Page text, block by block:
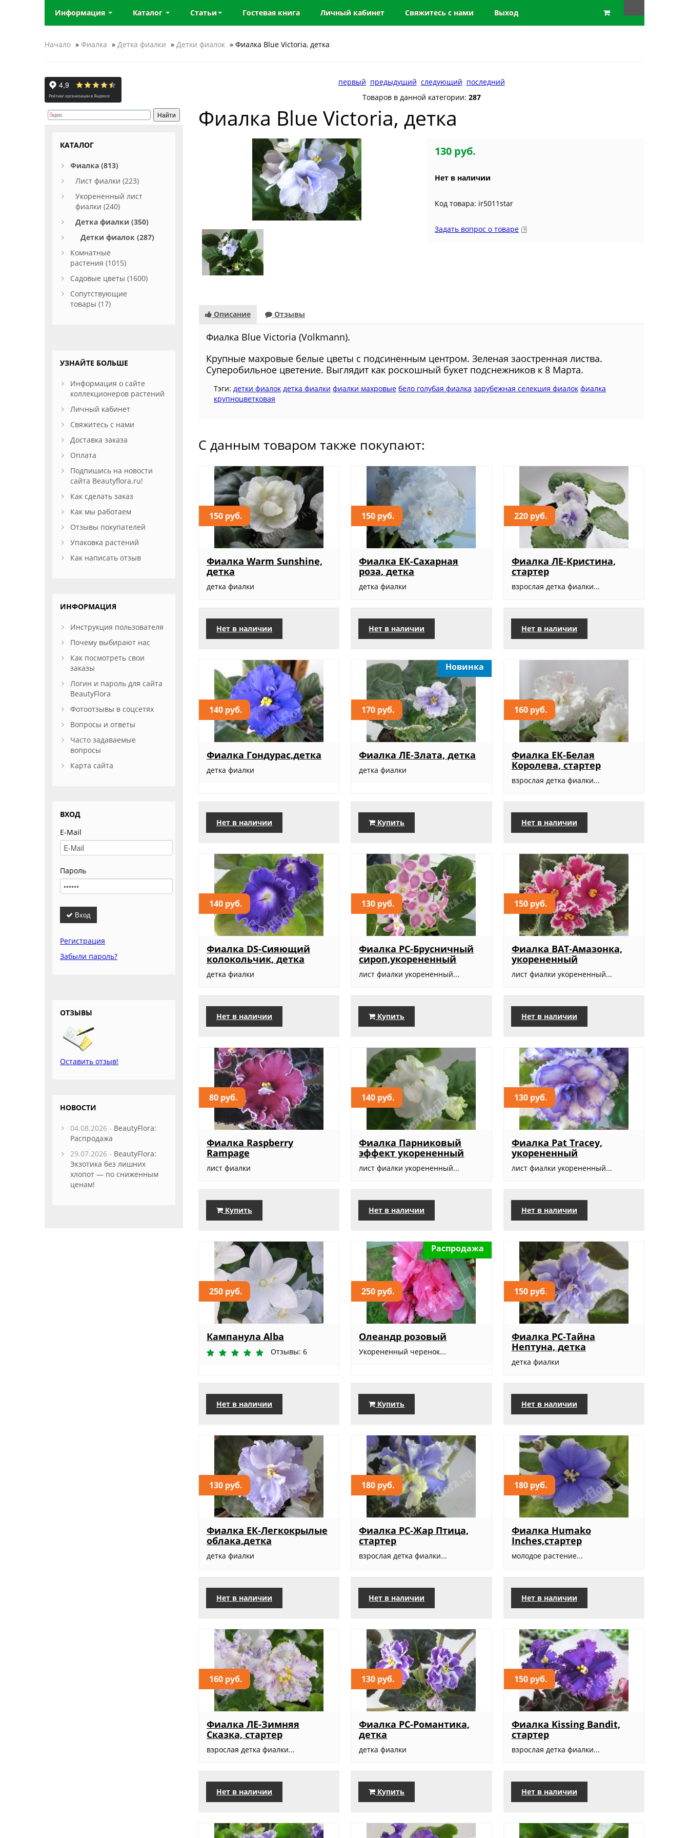
Информация Каталог Статьи Гостевая книга Личный кабинет Свяжитесь с нами Выход
Начало » Фиалка » Детка фиалки » Детки фиалок » Фиалка Blue Victoria, детка
первый предыдущий следующий последний
Товаров в данной категории: 287
Фиалка Blue Victoria, детка
130 руб.
Нет в наличии
Код товара: ir5011star
Задать вопрос о товаре
Описание Отзывы
Фиалкa Blue Victoria (Volkmann).
Крупные махровые белые цветы с подсиненным центром. Зеленая заостренная листва.
Суперобильное цветение. Выглядит как роскошный букет подснежников к 8 Марта.
Тэги:детки фиалок детка фиалки фиалки махровые бело голубая фиалка зарубежная селекция фиалок фиалка
крупноцветковая
С данным товаром также покупают:
150 руб.
Фиалка Warm Sunshine,
детка
детка фиалки
Нет в наличии
150 руб.
Фиалка ЕК-Сахарная
роза, детка
детка фиалки
Нет в наличии
220 руб.
Фиалка ЛЕ-Кристина,
стартер
взрослая детка фиалки...
Нет в наличии
140 руб.
Фиалка Гондурас,детка
детка фиалки
Нет в наличии
170 руб.
Новинка
Фиалка ЛЕ-Злата, детка
детка фиалки
Купить
160 руб.
Фиалка ЕК-Белая
Королева, стартер
взрослая детка фиалки...
Нет в наличии
140 руб.
Фиалка DS-Сияющий
колокольчик, детка
детка фиалки
Нет в наличии
130 руб.
Фиалка РС-Брусничный
сироп,укорененный
лист фиалки укорененный...
Купить
150 руб.
Фиалка ВАТ-Амазонка,
укорененный
лист фиалки укорененный...
Нет в наличии
80 руб.
Фиалка Raspberry
Rampage
лист фиалки
Купить
140 руб.
Фиалка Парниковый
эффект укорененный
лист фиалки укорененный...
Нет в наличии
130 руб.
Фиалка Pat Tracey,
укорененный
лист фиалки укорененный...
Нет в наличии
250 руб.
Кампанула Alba
Отзывы: 6
Нет в наличии
250 руб.
Распродажа
Олеандр розовый
Укорененный черенок...
Купить
150 руб.
Фиалка РС-Тайна
Нептуна, детка
детка фиалки
Нет в наличии
130 руб.
Фиалка ЕК-Легкокрылые
облака,детка
детка фиалки
Нет в наличии
180 руб.
Фиалка РС-Жар Птица,
стартер
взрослая детка фиалки...
Нет в наличии
180 руб.
Фиалка Humako
Inches,стартер
молодое растение...
Нет в наличии
160 руб.
Фиалка ЛЕ-Зимняя
Сказка, стартер
взрослая детка фиалки...
Нет в наличии
130 руб.
Фиалка РС-Романтика,
детка
детка фиалки
Купить
150 руб.
Фиалка Kissing Bandit,
стартер
взрослая детка фиалки...
Нет в наличии
КАТАЛОГ
Фиалка (813)
Лист фиалки (223)
Укорененный лист
фиалки (240)
Детка фиалки (350)
Детки фиалок (287)
Комнатные
растения (1015)
Садовые цветы (1600)
Сопутствующие
товары (17)
УЗНАЙТЕ БОЛЬШЕ
Информация о сайте
коллекционеров растений
Личный кабинет
Свяжитесь с нами
Доставка заказа
Оплата
Подпишись на новости
сайта Beautyflora.ru!
Как сделать заказ
Как мы работаем
Отзывы покупателей
Упаковка растений
Как написать отзыв
ИНФОРМАЦИЯ
Инструкция пользователя
Почему выбирают нас
Как посмотреть свои
заказы
Логин и пароль для сайта
BeautyFlora
Фотоотзывы в соцсетях
Вопросы и ответы
Часто задаваемые
вопросы
Карта сайта
ВХОД
E-Mail
Пароль
Вход
Регистрация
Забыли пароль?
ОТЗЫВЫ
Оставить отзыв!
НОВОСТИ
04.08.2026 - BeautyFlora:
Распродажа
29.07.2026 - BeautyFlora:
Экзотика без лишних
хлопот — по сниженным
ценам!